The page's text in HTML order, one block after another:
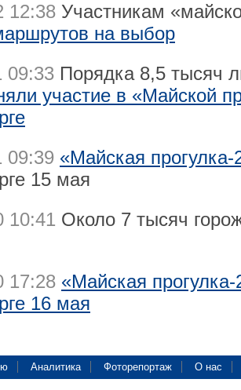
12:38 Участникам
на выбор
09:33 Порядка 8,5 тысяч
участие в «Майской
09:39 «Майская прогулка-
15 мая
10:41 Около 7 тысяч
17:28 «Майская
16 мая
Аналитика Фоторепортаж О нас